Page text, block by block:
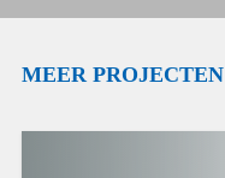
MEER PROJECTEN